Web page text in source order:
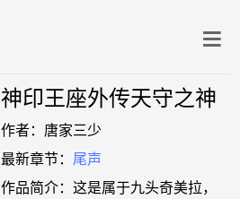
神印王座外传天守之神
作者：唐家三少
最新章节： 尾声
作品简介：这是属于九头奇美拉，